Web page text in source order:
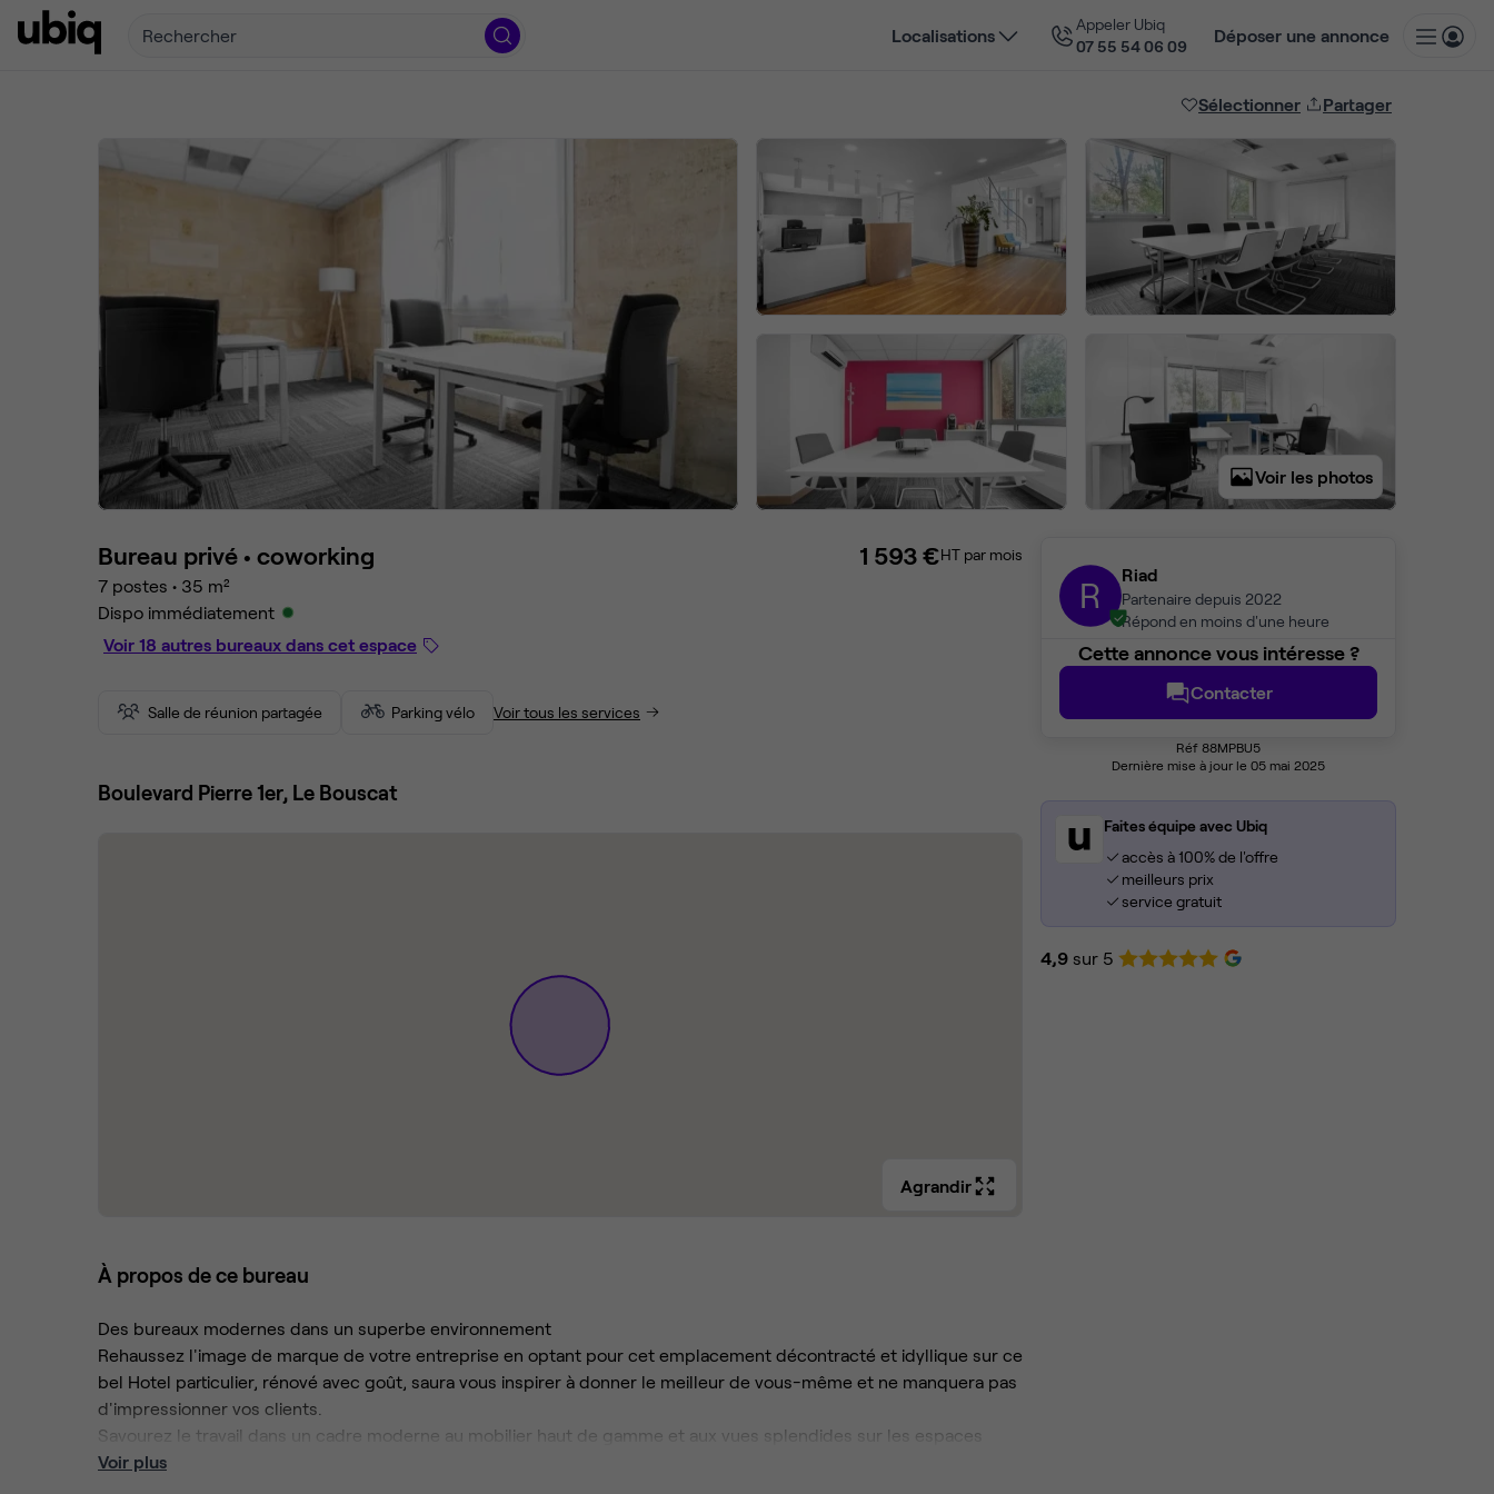
Rechercher Localisations
Appeler Ubiq
07 55 54 06 09
Déposer une annonce
Sélectionner Partager
Voir les photos
R Riad
Partenaire depuis 2022
Répond en moins d'une heure
Cette annonce vous intéresse ?
Contacter
Réf 88MPBU5
Dernière mise à jour le 05 mai 2025
Faites équipe avec Ubiq
accès à 100% de l'offre
meilleurs prix
service gratuit
4,9 sur 5
Bureau privé • coworking
7 postes • 35 m²
Dispo immédiatement
Voir 18 autres bureaux dans cet espace
1 593 €HT par mois
Salle de réunion partagée Parking vélo Voir tous les services
Boulevard Pierre 1er, Le Bouscat
Agrandir
À propos de ce bureau
Des bureaux modernes dans un superbe environnement
Rehaussez l'image de marque de votre entreprise en optant pour cet emplacement décontracté et idyllique sur ce
bel Hotel particulier, rénové avec goût, saura vous inspirer à donner le meilleur de vous-même et ne manquera pas
d'impressionner vos clients.
Savourez le travail dans un cadre moderne au mobilier haut de gamme et aux vues splendides sur les espaces
verts environnants.
Voir plus